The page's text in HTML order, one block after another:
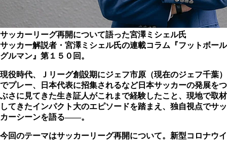
サッカーリーグ再開について語った宮澤ミシェル氏
サッカー解説者・宮澤ミシェル氏の連載コラム『フットボール
グルマン』第１５０回。
現役時代、Ｊリーグ創設期にジェフ市原（現在のジェフ千葉）
でプレー、日本代表に招集されるなど日本サッカーの発展をつ
ぶさに見てきた生き証人がこれまで経験したこと、現地で取材
してきたインパクト大のエピソードを踏まえ、独自視点でサッ
カーシーンを語る――。
今回のテーマはサッカーリーグ再開について。新型コロナウイ